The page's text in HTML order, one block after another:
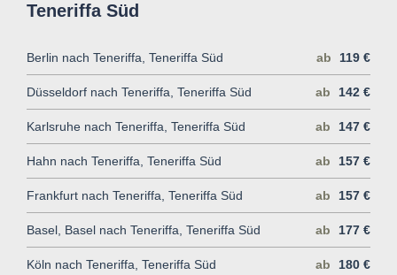
Teneriffa Süd
Berlin nach Teneriffa, Teneriffa Süd ab 119 €
Düsseldorf nach Teneriffa, Teneriffa Süd ab 142 €
Karlsruhe nach Teneriffa, Teneriffa Süd ab 147 €
Hahn nach Teneriffa, Teneriffa Süd ab 157 €
Frankfurt nach Teneriffa, Teneriffa Süd ab 157 €
Basel, Basel nach Teneriffa, Teneriffa Süd ab 177 €
Köln nach Teneriffa, Teneriffa Süd ab 180 €